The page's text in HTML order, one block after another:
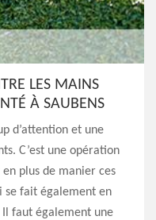
LES MAINS
À SAUBENS
d’attention et une
C’est une opération
plus de manier ces
se fait également en
faut également une